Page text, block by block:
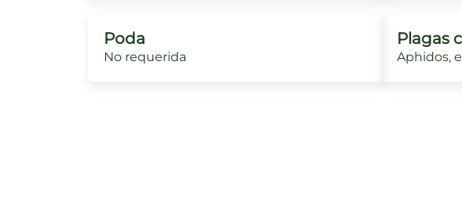
Poda
No requerida
Plagas
Aphidos,